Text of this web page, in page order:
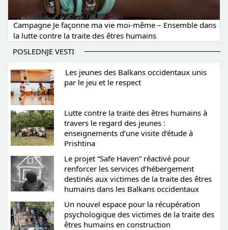
Campagne Je façonne ma vie moi-même – Ensemble dans
la lutte contre la traite des êtres humains
POSLEDNJE VESTI
Les jeunes des Balkans occidentaux unis
par le jeu et le respect
Lutte contre la traite des êtres humains à
travers le regard des jeunes :
enseignements d’une visite d’étude à
Prishtina
Le projet “Safe Haven” réactivé pour
renforcer les services d’hébergement
destinés aux victimes de la traite des êtres
humains dans les Balkans occidentaux
Un nouvel espace pour la récupération
psychologique des victimes de la traite des
êtres humains en construction